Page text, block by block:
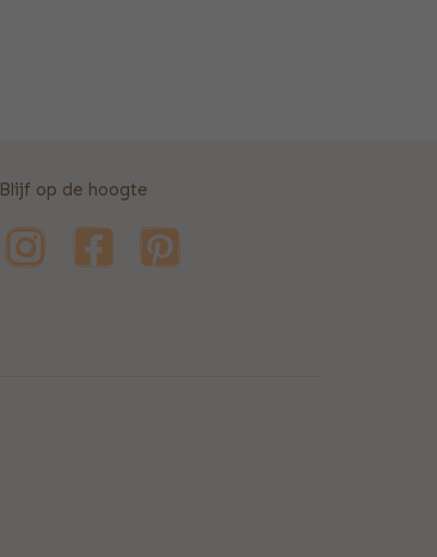
Blijf op de hoogte